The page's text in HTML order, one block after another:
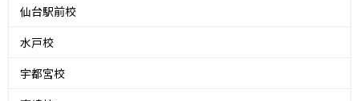
仙台駅前校
水戸校
宇都宮校